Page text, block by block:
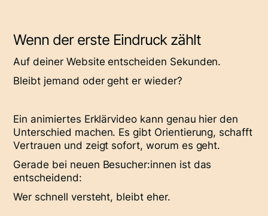
Wenn der erste Eindruck zählt
Auf deiner Website entscheiden Sekunden.
Bleibt jemand oder geht er wieder?
Ein animiertes Erklärvideo kann genau hier den
Unterschied machen. Es gibt Orientierung, schafft
Vertrauen und zeigt sofort, worum es geht.
Gerade bei neuen Besucher:innen ist das
entscheidend:
Wer schnell versteht, bleibt eher.